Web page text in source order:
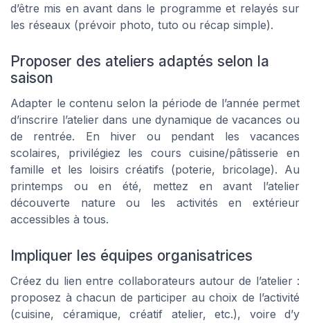
d’être mis en avant dans le programme et relayés sur
les réseaux (prévoir photo, tuto ou récap simple).
Proposer des ateliers adaptés selon la
saison
Adapter le contenu selon la période de l’année permet
d’inscrire l’atelier dans une dynamique de vacances ou
de rentrée. En hiver ou pendant les vacances
scolaires, privilégiez les cours cuisine/pâtisserie en
famille et les loisirs créatifs (poterie, bricolage). Au
printemps ou en été, mettez en avant l’atelier
découverte nature ou les activités en extérieur
accessibles à tous.
Impliquer les équipes organisatrices
Créez du lien entre collaborateurs autour de l’atelier :
proposez à chacun de participer au choix de l’activité
(cuisine, céramique, créatif atelier, etc.), voire d’y